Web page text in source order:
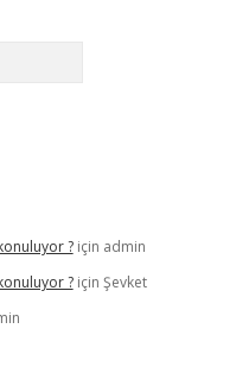
?için admin
?için Şevket